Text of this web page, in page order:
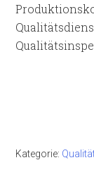
Kategorie: